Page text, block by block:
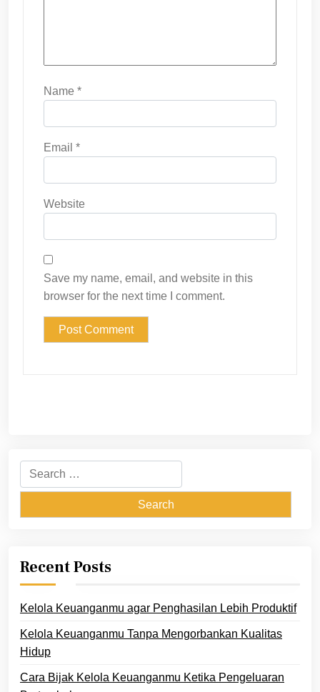
Name *
Email *
Website
Save my name, email, and website in this
browser for the next time I comment.
Search
for:
Recent Posts
Kelola Keuanganmu agar Penghasilan Lebih Produktif
Kelola Keuanganmu Tanpa Mengorbankan Kualitas
Hidup
Cara Bijak Kelola Keuanganmu Ketika Pengeluaran